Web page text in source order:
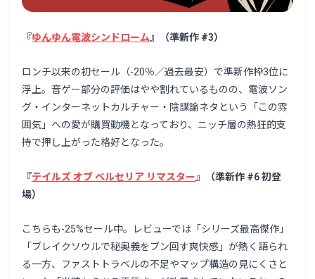
『ゆんゆん電波シンドローム 』（準新作 #3）
ロンチ以来の初セール（-20％／過去最安）で準新作枠3位に
浮上。音ゲー部分の評価はやや割れているものの、電波ソン
グ・インターネットカルチャー・陰謀論ネタという「この雰
囲気」への愛が購買動機となっており、ニッチ層の熱狂的支
持で押し上がった格好となった。
『テイルズ オブ ベルセリア リマスター 』（準新作 #6 初登
場）
こちらも-25%セール中。レビューでは「シリーズ最高傑作」
「ブレイクソウルで秘奥義をブン回す爽快感」が熱く語られ
る一方、ファストトラベルの不足やマップ構造の見にくさと